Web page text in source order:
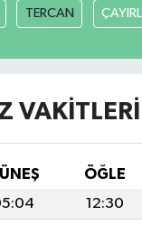
TERCAN ÇAYIRLI
VAKITLERI
ÖĞLE
12:30